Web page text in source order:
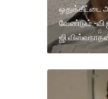
ஒதுக்கீட்டை
வேண்டும்.-